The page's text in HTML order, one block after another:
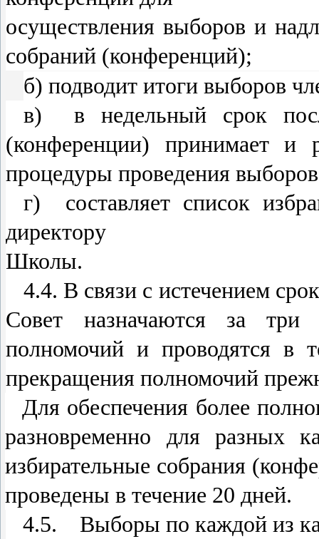
осуществления выборов и
собраний (конференций);
б) подводит итоги выборов
в) в недельный срок
(конференции) принимает и
процедуры проведения
г) составляет список
директору
Школы.
4.4. В связи с истечением
Совет назначаются за
полномочий и проводятся в
прекращения полномочий
Для обеспечения более
разновременно для разных
избирательные собрания
проведены в течение 20 дней.
4.5. Выборы по каждой из